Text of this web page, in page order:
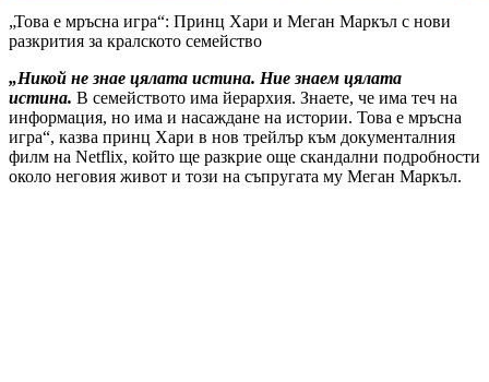
„Това е мръсна игра“: Принц Хари и Меган Маркъл с нови
разкрития за кралското семейство
„Никой не знае цялата истина. Ние знаем цялата
истина. В семейството има йерархия. Знаете, че има теч на
информация, но има и насаждане на истории. Това е мръсна
игра“, казва принц Хари в нов трейлър към документалния
филм на Netflix, който ще разкрие още скандални подробности
около неговия живот и този на съпругата му Меган Маркъл.